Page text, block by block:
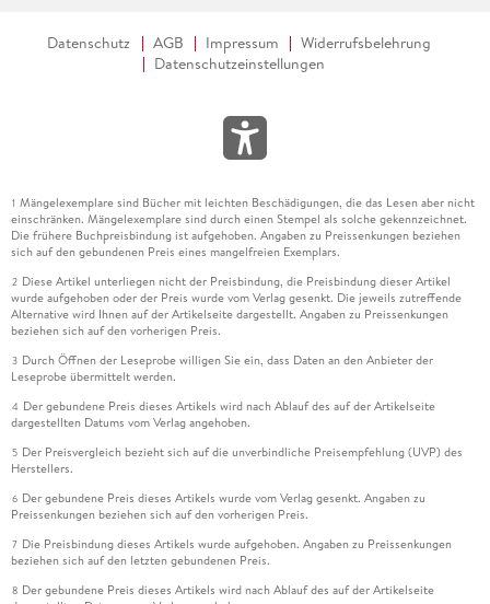
Datenschutz AGB Impressum
Widerrufsbelehrung
Datenschutzeinstellungen
1 Mängelexemplare sind Bücher mit leichten Beschädigungen, die das Lesen aber nicht
einschränken. Mängelexemplare sind durch einen Stempel als solche gekennzeichnet.
Die frühere Buchpreisbindung ist aufgehoben. Angaben zu Preissenkungen beziehen
sich auf den gebundenen Preis eines mangelfreien Exemplars.
2 Diese Artikel unterliegen nicht der Preisbindung, die Preisbindung dieser Artikel
wurde aufgehoben oder der Preis wurde vom Verlag gesenkt. Die jeweils zutreffende
Alternative wird Ihnen auf der Artikelseite dargestellt. Angaben zu Preissenkungen
beziehen sich auf den vorherigen Preis.
3 Durch Öffnen der Leseprobe willigen Sie ein, dass Daten an den Anbieter der
Leseprobe übermittelt werden.
4 Der gebundene Preis dieses Artikels wird nach Ablauf des auf der Artikelseite
dargestellten Datums vom Verlag angehoben.
5 Der Preisvergleich bezieht sich auf die unverbindliche Preisempfehlung (UVP) des
Herstellers.
6 Der gebundene Preis dieses Artikels wurde vom Verlag gesenkt. Angaben zu
Preissenkungen beziehen sich auf den vorherigen Preis.
7 Die Preisbindung dieses Artikels wurde aufgehoben. Angaben zu Preissenkungen
beziehen sich auf den letzten gebundenen Preis.
8 Der gebundene Preis dieses Artikels wird nach Ablauf des auf der Artikelseite